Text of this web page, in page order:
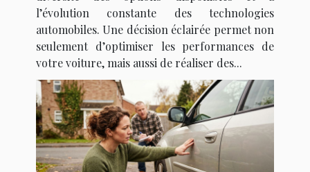
l’évolution constante des technologies
automobiles. Une décision éclairée permet non
seulement d’optimiser les performances de
votre voiture, mais aussi de réaliser des...